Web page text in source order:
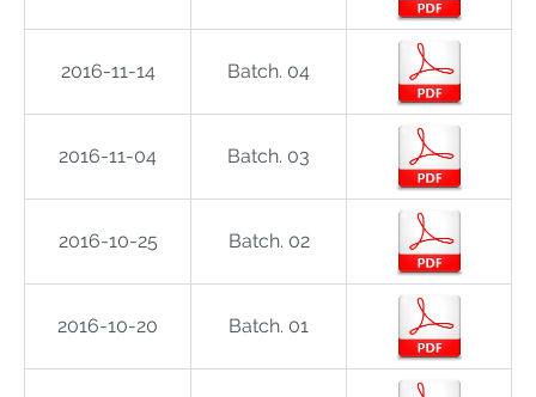
2016-11-14 Batch. 04
2016-11-04 Batch. 03
2016-10-25 Batch. 02
2016-10-20 Batch. 01